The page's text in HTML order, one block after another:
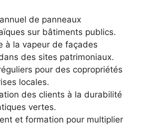
de panneaux
sur bâtiments publics.
à la vapeur de façades
des sites patrimoniaux.
pour des copropriétés
locales.
des clients à la durabilité
vertes.
et formation pour multiplier